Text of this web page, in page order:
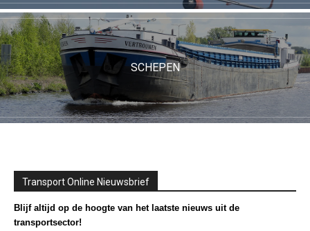
SCHEPEN
Transport Online Nieuwsbrief
Blijf altijd op de hoogte van het laatste nieuws uit de
transportsector!